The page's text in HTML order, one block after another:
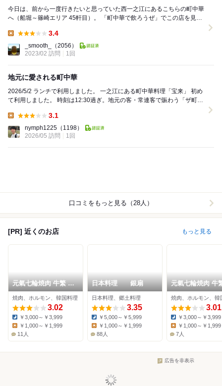
今日は、前から一度行きたいと思っていた西一之江にあるこちらの町中華
へ（船堀～篠崎エリア 45軒目）。 「町中華で飲ろうぜ」でこの店を見て
3.4
_smooth_
（2056）
2023/02 訪問
1回
地元に愛される町中華
2026/5/2 ランチで利用しました。 一之江にある町中華料理「宝来」 初め
て利用しました。 時刻は12:30過ぎ。地元の客・常連客で賑わう「ザ町中
3.1
nymph1225 （1198）
2026/05 訪問
1回
口コミをもっと見る（28人）
[PR] 近くのお店 もっと見る
元氣七輪焼肉 牛繁 瑞
江店
焼肉、ホルモン、韓国料理
3.02
Dinner:
￥3,000～￥3,999
Lunch:
￥1,000～￥1,999
11人
日本料理 銀扇
日本料理、郷土料理
3.35
Dinner:
￥5,000～￥5,999
Lunch:
￥1,000～￥1,999
88人
元氣七輪焼肉 牛
崎店
焼肉、ホルモン、韓
3.01
Dinner:
￥3,000～￥3,999
Lunch:
￥1,000～￥1,999
7人
広告を非表示